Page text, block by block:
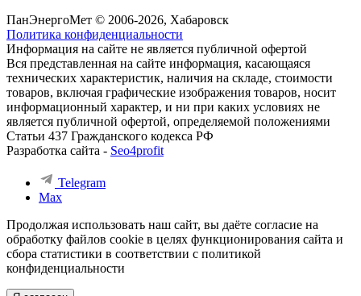
ПанЭнергоМет © 2006-2026, Хабаровск
Политика конфиденциальности
Информация на сайте не является публичной офертой
Вся представленная на сайте информация, касающаяся
технических характеристик, наличия на складе, стоимости
товаров, включая графические изображения товаров, носит
информационный характер, и ни при каких условиях не
является публичной офертой, определяемой положениями
Статьи 437 Гражданского кодекса РФ
Разработка сайта - Seo4profit
Telegram
Max
Продолжая использовать наш сайт, вы даёте согласие на
обработку файлов cookie в целях функционирования сайта и
сбора статистики в соответствии с политикой
конфиденциальности